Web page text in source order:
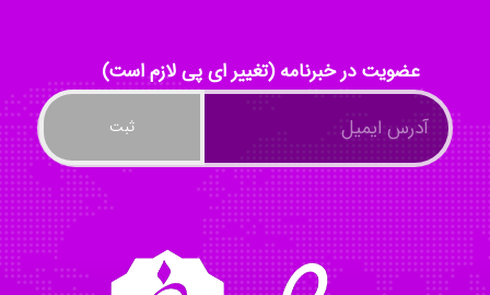
Mohammad
Tavan
akhtar shahsavandi
عضویت در خبرنامه (تغییر ای پی لازم است)